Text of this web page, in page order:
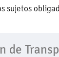
sujetos
de